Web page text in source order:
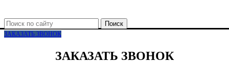
Поиск
ЗАКАЗАТЬ ЗВОНОК
ЗАКАЗАТЬ ЗВОНОК